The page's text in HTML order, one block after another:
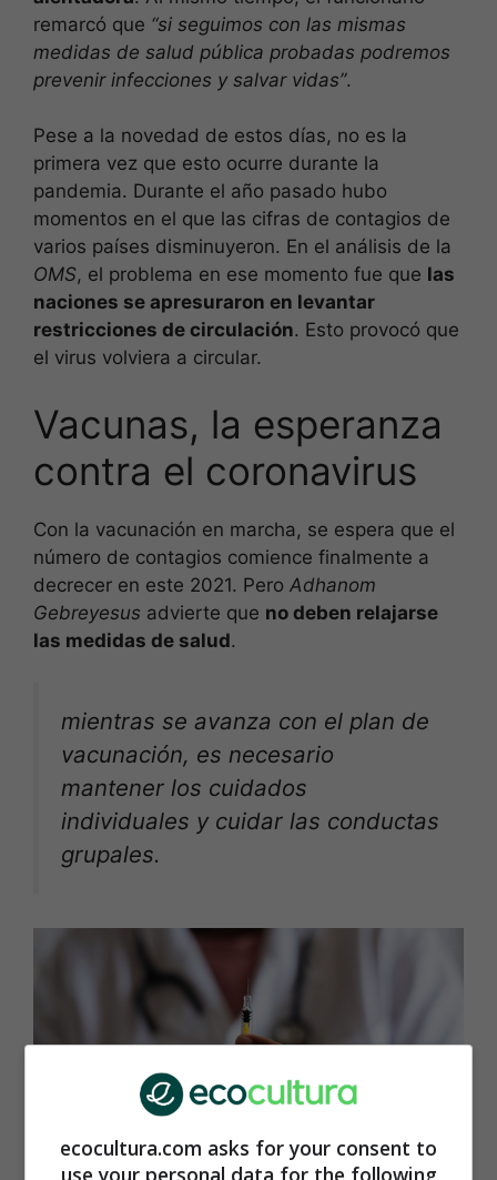
remarcó que “si seguimos con las mismas
medidas de salud pública probadas podremos
prevenir infecciones y salvar vidas”.
Pese a la novedad de estos días, no es la
primera vez que esto ocurre durante la
pandemia. Durante el año pasado hubo
momentos en el que las cifras de contagios de
varios países disminuyeron. En el análisis de la
OMS, el problema en ese momento fue que las
naciones se apresuraron en levantar
restricciones de circulación. Esto provocó que
el virus volviera a circular.
Vacunas, la esperanza
contra el coronavirus
Con la vacunación en marcha, se espera que el
número de contagios comience finalmente a
decrecer en este 2021. Pero Adhanom
Gebreyesus advierte que no deben relajarse
las medidas de salud.
mientras se avanza con el plan de
vacunación, es necesario
mantener los cuidados
individuales y cuidar las conductas
grupales.
ecocultura.com asks for your consent to
use your personal data for the following